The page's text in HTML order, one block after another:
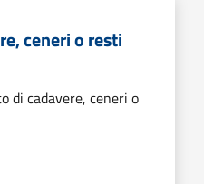
ceneri o resti
di cadavere, ceneri o